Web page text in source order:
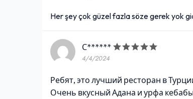
Her şey çok güzel fazla söze gerek yok
С******
4/4/2024
Ребят, это лучший ресторан в
Очень вкусный Адана и урфа